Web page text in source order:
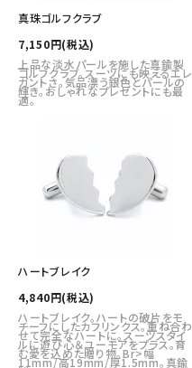
真珠ゴルフクラブ
7,150円(税込)
上品な淡水パールを施した真鍮製
ゴルフクラブ。スーツにも映えるエレ
ガントさ。気品漂う銀色とパールの
輝き。おしゃれなプレゼントにも最
適。
ハートブレイク
4,840円(税込)
ハートブレイク。ハートの破片をモ
チーフにしたカフリンクス。重ね合わ
せて完全なハートに。スーツスタイ
ルに遊び心＆ユーモアをプラス。育
む愛を込めた贈り物。Br>幅
11mm/高19mm/厚1.5mm。真鍮